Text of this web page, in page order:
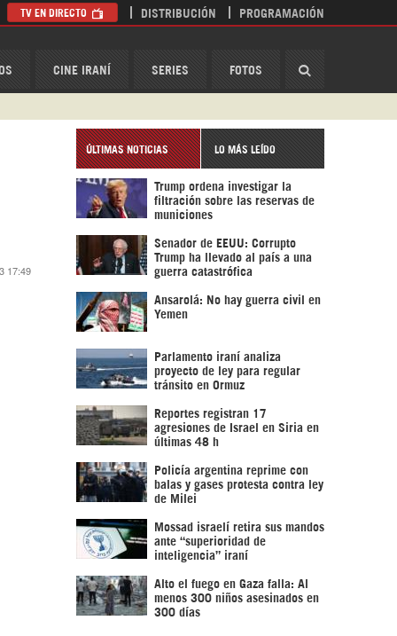
CINE IRANÍ SERIES FOTOS
TV EN DIRECTO DISTRIBUCIÓN PROGRAMACIÓN
17:49
ÚLTIMAS NOTICIAS LO MÁS LEÍDO
Trump ordena investigar la
filtración sobre las reservas de
municiones
Senador de EEUU: Corrupto
Trump ha llevado al país a una
guerra catastrófica
Ansarolá: No hay guerra civil en
Yemen
Parlamento iraní analiza
proyecto de ley para regular
tránsito en Ormuz
Reportes registran 17
agresiones de Israel en Siria en
últimas 48 h
Policía argentina reprime con
balas y gases protesta contra ley
de Milei
Mossad israelí retira sus mandos
ante “superioridad de
inteligencia” iraní
Alto el fuego en Gaza falla: Al
menos 300 niños asesinados en
300 días